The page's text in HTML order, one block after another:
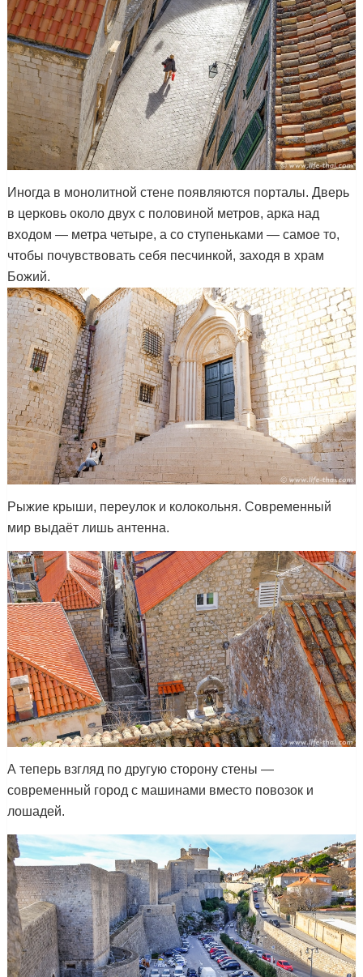
Иногда в монолитной стене появляются порталы. Дверь
в церковь около двух с половиной метров, арка над
входом — метра четыре, а со ступеньками — самое то,
чтобы почувствовать себя песчинкой, заходя в храм
Божий.
Рыжие крыши, переулок и колокольня. Современный
мир выдаёт лишь антенна.
А теперь взгляд по другую сторону стены —
современный город с машинами вместо повозок и
лошадей.